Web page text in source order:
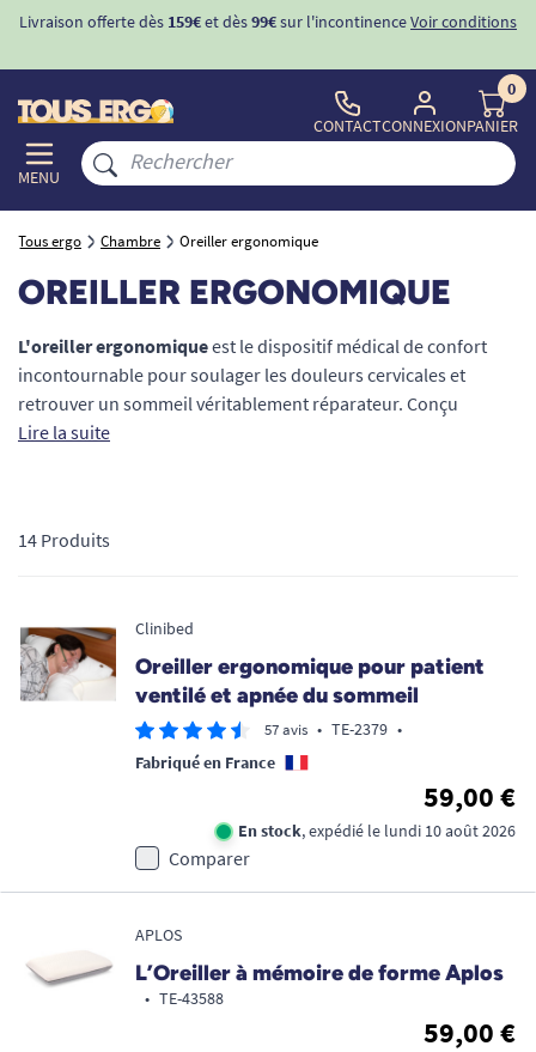
-10%avec le code "BIENVENUE" pourla 1ère commande
MENU
CONTACTCONNEXION
0
PANIER
Tous ergo Chambre Oreiller ergonomique
OREILLER ERGONOMIQUE
L'oreiller ergonomiqueest le dispositif médical de confort
incontournable pour soulager les douleurs cervicales et
retrouver un sommeil véritablement réparateur. Conçu
spécifiquement pour respecter la courbure naturelle de votre
mesure pour vos nuits, notre sélection de coussins
véritable moment de thérapie nocturne.
Lire la suite
14 Produits
Clinibed
Oreiller ergonomique pour patient
ventilé et apnée du sommeil
57 avis • TE-2379 •
Fabriqué en France
59,00 €
En stock, expédié le lundi 10 août 2026
Comparer
APLOS
L’Oreiller à mémoire de forme Aplos
• TE-43588
59,00 €